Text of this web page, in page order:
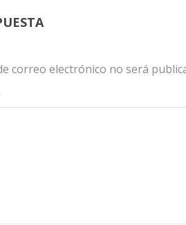
correo electrónico no será